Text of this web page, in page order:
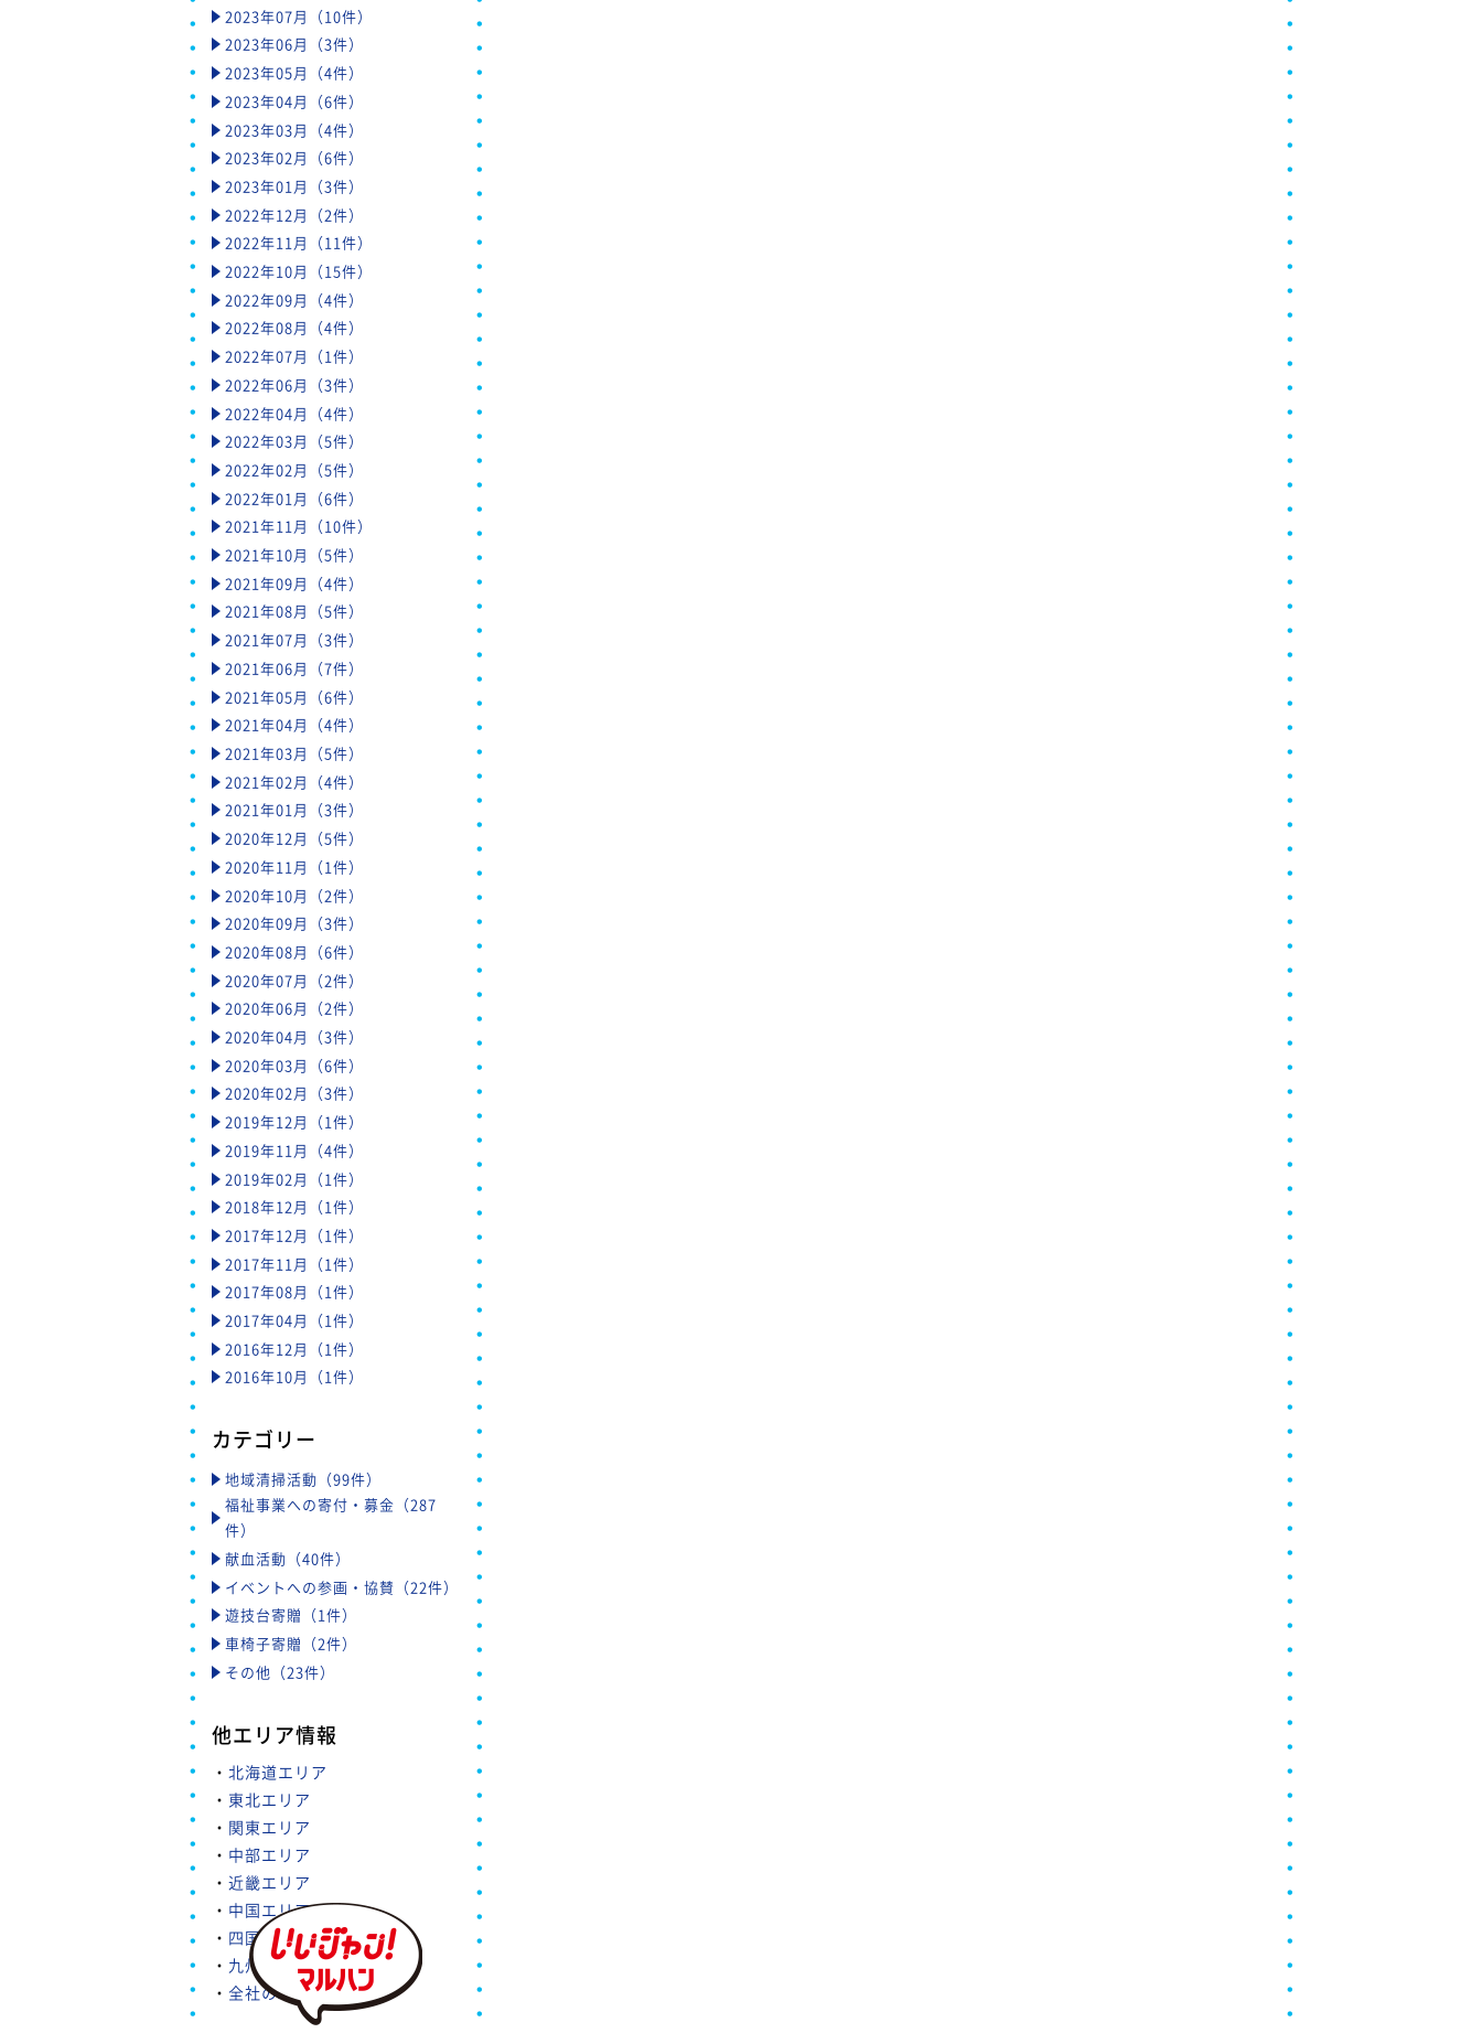
2023年07月（10件）
2023年06月（3件）
2023年05月（4件）
2023年04月（6件）
2023年03月（4件）
2023年02月（6件）
2023年01月（3件）
2022年12月（2件）
2022年11月（11件）
2022年10月（15件）
2022年09月（4件）
2022年08月（4件）
2022年07月（1件）
2022年06月（3件）
2022年04月（4件）
2022年03月（5件）
2022年02月（5件）
2022年01月（6件）
2021年11月（10件）
2021年10月（5件）
2021年09月（4件）
2021年08月（5件）
2021年07月（3件）
2021年06月（7件）
2021年05月（6件）
2021年04月（4件）
2021年03月（5件）
2021年02月（4件）
2021年01月（3件）
2020年12月（5件）
2020年11月（1件）
2020年10月（2件）
2020年09月（3件）
2020年08月（6件）
2020年07月（2件）
2020年06月（2件）
2020年04月（3件）
2020年03月（6件）
2020年02月（3件）
2019年12月（1件）
2019年11月（4件）
2019年02月（1件）
2018年12月（1件）
2017年12月（1件）
2017年11月（1件）
2017年08月（1件）
2017年04月（1件）
2016年12月（1件）
2016年10月（1件）
カテゴリー
地域清掃活動（99件）
福祉事業への寄付・募金（287
件）
献血活動（40件）
イベントへの参画・協賛（22件）
遊技台寄贈（1件）
車椅子寄贈（2件）
その他（23件）
他エリア情報
・ 北海道エリア
・ 東北エリア
・ 関東エリア
・ 中部エリア
・ 近畿エリア
・ 中国エリア
・ 四国エリア
・ 九州・沖縄エリア
・ 全社の取り組み